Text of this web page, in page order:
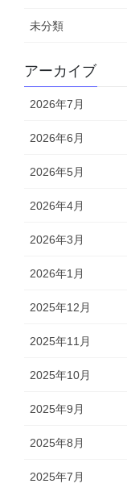
未分類
アーカイブ
2026年7月
2026年6月
2026年5月
2026年4月
2026年3月
2026年1月
2025年12月
2025年11月
2025年10月
2025年9月
2025年8月
2025年7月